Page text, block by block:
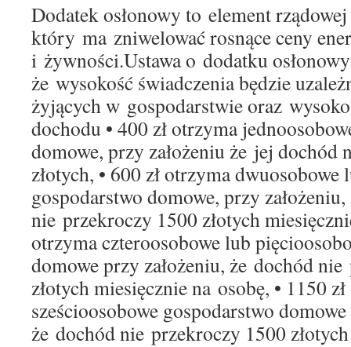
Dodatek osłonowy to element
który ma zniwelować rosnące ceny
i żywności.Ustawa o dodatku
że wysokość świadczenia będzie
żyjących w gospodarstwie oraz
dochodu • 400 zł otrzyma
domowe, przy założeniu że jej dochód
złotych, • 600 zł otrzyma
gospodarstwo domowe, przy
nie przekroczy 1500 złotych
otrzyma czteroosobowe lub
domowe przy założeniu, że dochód
złotych miesięcznie na osobę, • 1150
sześcioosobowe gospodarstwo
że dochód nie przekroczy 1500